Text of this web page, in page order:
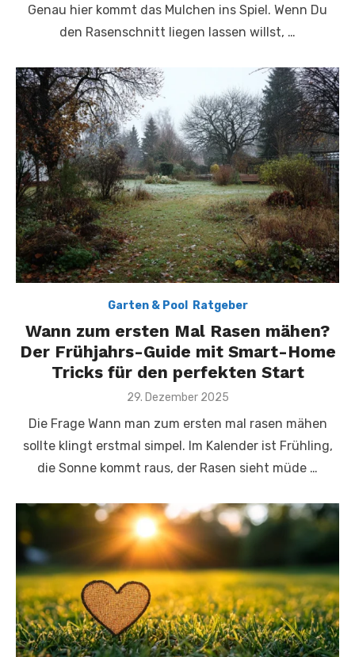
Genau hier kommt das Mulchen ins Spiel. Wenn Du
den Rasenschnitt liegen lassen willst, …
Garten & Pool Ratgeber
Wann zum ersten Mal Rasen mähen?
Der Frühjahrs-Guide mit Smart-Home
Tricks für den perfekten Start
Posted
29. Dezember 2025
Die Frage Wann man zum ersten mal rasen mähen
sollte klingt erstmal simpel. Im Kalender ist Frühling,
die Sonne kommt raus, der Rasen sieht müde …